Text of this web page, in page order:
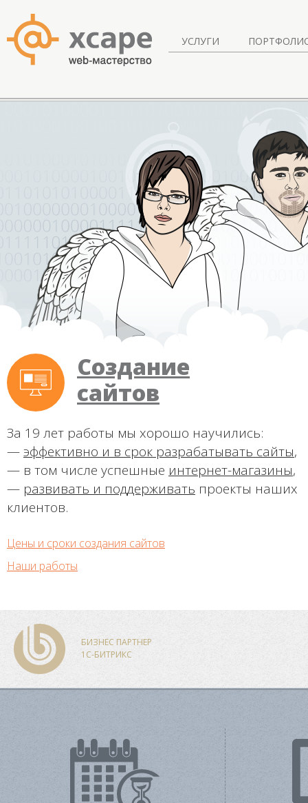
УСЛУГИ
Создание
сайтов
За 19 лет работы мы хорошо научились:
—эффективно и в срок разрабатывать сайты,
— в том числе успешные интернет-магазины,
— развивать и поддерживать проекты наших
клиентов.
Цены и сроки создания сайтов
Наши работы
БИЗНЕС ПАРТНЕР
1С-БИТРИКС